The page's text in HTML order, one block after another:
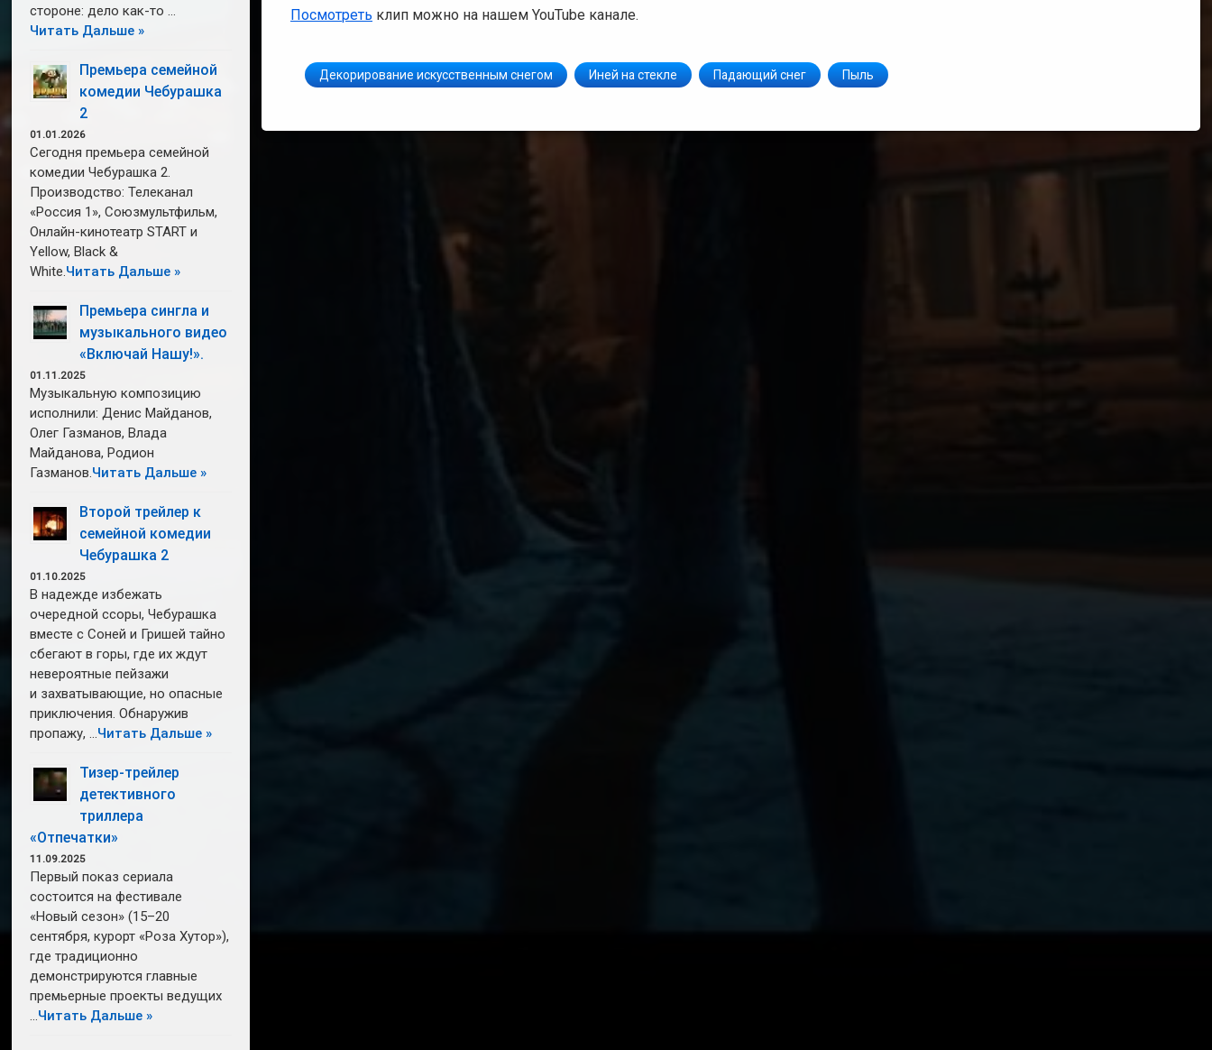
Посмотреть клип можно на нашем YouTube канале.
Декорирование искусственным снегом Иней на стекле Падающий снег Пыль
стороне: дело как-то …
Читать Дальше »
Премьера семейной
комедии Чебурашка
2
01.01.2026
Сегодня премьера семейной
комедии Чебурашка 2.
Производство: Телеканал
«Россия 1», Союзмультфильм,
Онлайн-кинотеатр START и
Yellow, Black &
White.Читать Дальше »
Премьера сингла и
музыкального видео
«Включай Нашу!».
01.11.2025
Музыкальную композицию
исполнили: Денис Майданов,
Олег Газманов, Влада
Майданова, Родион
Газманов.Читать Дальше »
Второй трейлер к
семейной комедии
Чебурашка 2
01.10.2025
В надежде избежать
очередной ссоры, Чебурашка
вместе с Соней и Гришей тайно
сбегают в горы, где их ждут
невероятные пейзажи
и захватывающие, но опасные
приключения. Обнаружив
пропажу, …Читать Дальше »
Тизер-трейлер
детективного
триллера
«Отпечатки»
11.09.2025
Первый показ сериала
состоится на фестивале
«Новый сезон» (15–20
сентября, курорт «Роза Хутор»),
где традиционно
демонстрируются главные
премьерные проекты ведущих
…Читать Дальше »